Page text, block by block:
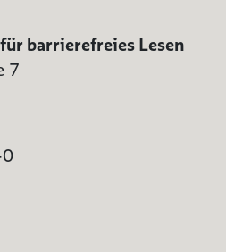
barrierefreies Lesen
7